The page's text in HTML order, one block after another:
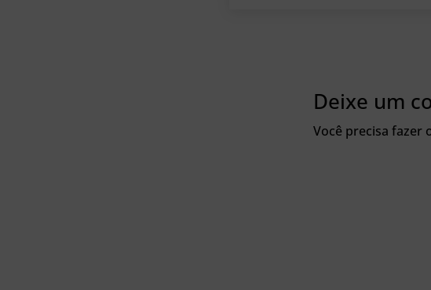
Deixe um
Você precisa fazer